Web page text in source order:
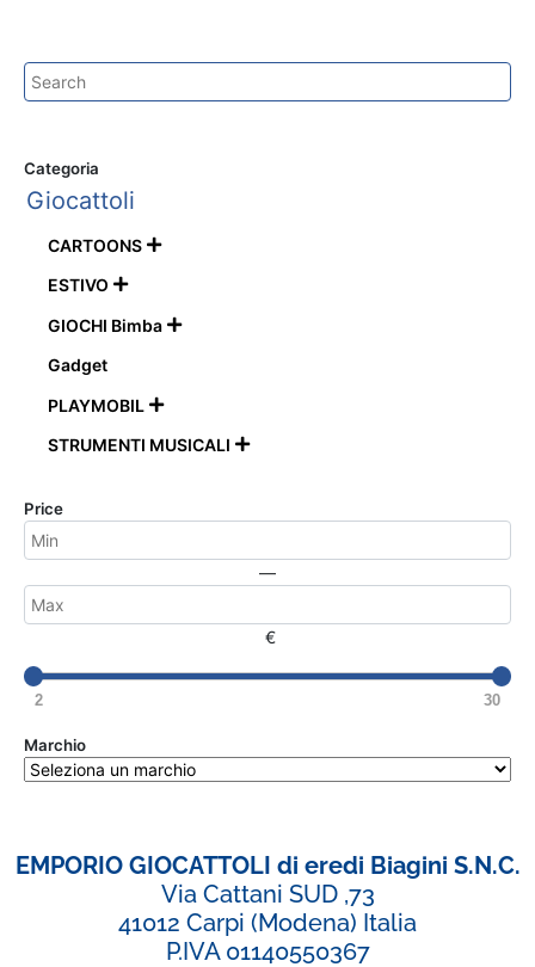
Categoria
Giocattoli
CARTOONS 
ESTIVO 
GIOCHI Bimba 
Gadget
PLAYMOBIL 
STRUMENTI MUSICALI 
Price
—
€
2 30
Marchio
EMPORIO GIOCATTOLI di eredi Biagini S.N.C.
Via Cattani SUD ,73
41012 Carpi (Modena) Italia
P.IVA 01140550367